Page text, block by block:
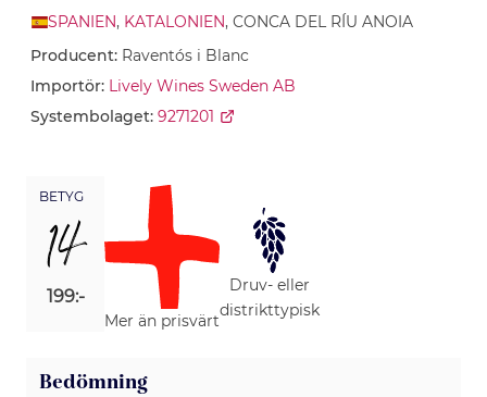
SPANIEN, KATALONIEN, CONCA DEL RÍU ANOIA
Producent: Raventós i Blanc
Importör: Lively Wines Sweden AB
Systembolaget: 9271201
BETYG
14
199:-
Mer än prisvärt
Druv- eller
distrikttypisk
Bedömning